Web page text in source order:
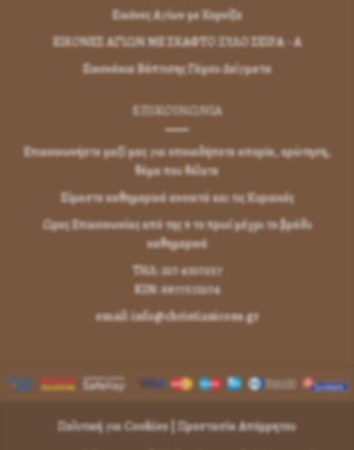
Εικόνες Αγίων με Κορνίζα
ΕΙΚΟΝΕΣ ΑΓΙΩΝ ΜΕ ΣΚΑΦΤΟ ΞΥΛΟ ΣΕΙΡΑ - Α
Εικονάκια Βάπτισης Γάμου Δείγματα
ΕΠΙΚΟΙΝΩΝΊΑ
Επικοινωνήστε μαζί μας για οποιαδήποτε απορία, ερώτηση,
θέμα που θέλετε
Είμαστε καθημερινά ανοικτά και τις Κυριακές
Ωρες Επικοινωνίας από της 9 το πρωί μέχρι το βράδυ
καθημερινά
ΤΗΛ: 210 4310257
KIN: 6977572104
email: info@christianicons.gr
Πολιτική για Cookies Προστασία Απόρρητου